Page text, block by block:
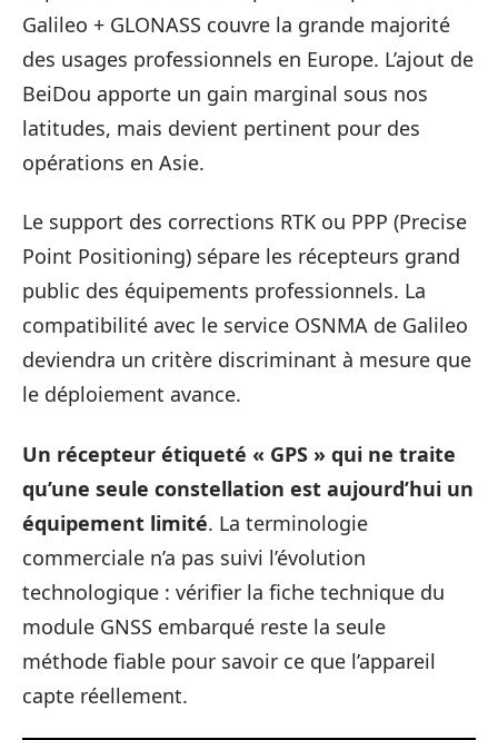
Galileo + GLONASS couvre la grande majorité
des usages professionnels en Europe. L’ajout de
BeiDou apporte un gain marginal sous nos
latitudes, mais devient pertinent pour des
opérations en Asie.
Le support des corrections RTK ou PPP (Precise
Point Positioning) sépare les récepteurs grand
public des équipements professionnels. La
compatibilité avec le service OSNMA de Galileo
deviendra un critère discriminant à mesure que
le déploiement avance.
Un récepteur étiqueté « GPS » qui ne traite
qu’une seule constellation est aujourd’hui un
équipement limité. La terminologie
commerciale n’a pas suivi l’évolution
technologique : vérifier la fiche technique du
module GNSS embarqué reste la seule
méthode fiable pour savoir ce que l’appareil
capte réellement.